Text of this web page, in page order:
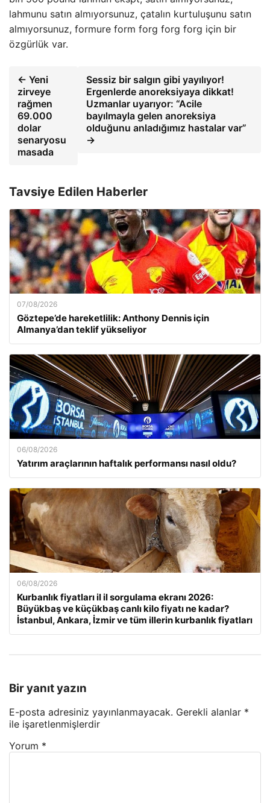
lahmunu satın almıyorsunuz, çatalın kurtuluşunu satın
almıyorsunuz, formure form forg forg forg için bir
özgürlük var.
← Yeni
zirveye
rağmen
69.000
dolar
senaryosu
masada
Sessiz bir salgın gibi yayılıyor!
Ergenlerde anoreksiyaya dikkat!
Uzmanlar uyarıyor: “Acile
bayılmayla gelen anoreksiya
olduğunu anladığımız hastalar var”
→
Tavsiye Edilen Haberler
07/08/2026
Göztepe’de hareketlilik: Anthony Dennis için
Almanya’dan teklif yükseliyor
06/08/2026
Yatırım araçlarının haftalık performansı nasıl oldu?
06/08/2026
Kurbanlık fiyatları il il sorgulama ekranı 2026:
Büyükbaş ve küçükbaş canlı kilo fiyatı ne kadar?
İstanbul, Ankara, İzmir ve tüm illerin kurbanlık fiyatları
Bir yanıt yazın
E-posta adresiniz yayınlanmayacak. Gerekli alanlar *
ile işaretlenmişlerdir
Yorum *